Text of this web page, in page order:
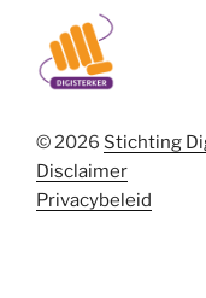
© 2026 Stichting
Disclaimer
Privacybeleid